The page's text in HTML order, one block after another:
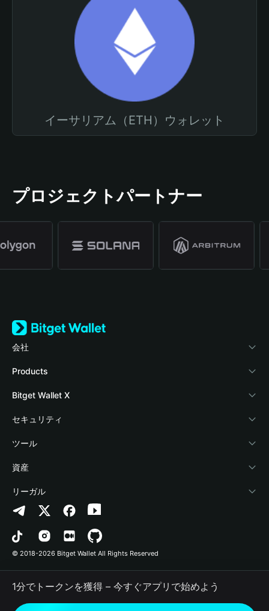
イーサリアム（ETH）ウォレット
プロジェクトパートナー
会社
Bitget Walletについて
ブログ
アカデミー
暗号資産ニュース
Help Center
お問い合わせ
ブランドリソース
キャリア
Products
Crypto Card
Stablecoin Earn
Payfi Crypto
Crypto Swap API
Altcoin Season Index
Prediction Markets
DApp
RWA
Bitget Wallet X
デベロッパー
ウォレットを接続
Bitget Wallet Pay
プロジェクトを掲載
セキュリティ
保護基金
セキュリティ技術
ツール
暗号資産を購入
認証検出
コントラクト検出
一括送金
資産
Arbitrum
Avalanche
Bitcoin
Polygon
リーガル
プライバシーポリシー
利用規約
© 2018-2026 Bitget Wallet All Rights Reserved
1分でトークンを獲得 – 今すぐアプリで始めよう